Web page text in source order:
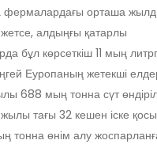
орташа
алдыңғы қатарлы
бұл көрсеткіш 11 мың
Еуропаның жетекші
688 мың тонна сүт
тағы 32 кешен іске
тонна өнім алу